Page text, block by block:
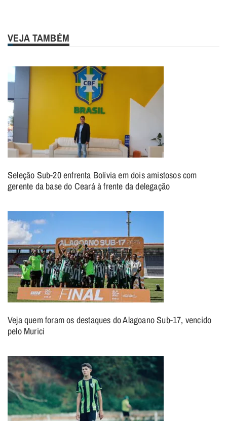
VEJA TAMBÉM
Seleção Sub-20 enfrenta Bolívia em dois amistosos com
gerente da base do Ceará à frente da delegação
Veja quem foram os destaques do Alagoano Sub-17, vencido
pelo Murici